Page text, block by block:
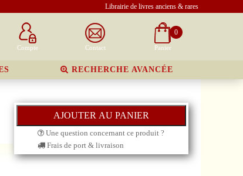
Librairie de livres anciens & rares
Compte Contact
0
Panier
RECHERCHE AVANCÉE
Une question concernant ce produit ?
Frais de port & livraison